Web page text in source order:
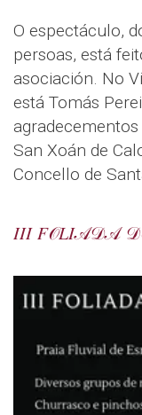
O espectáculo,
persoas, está
asociación. No
está Tomás
agradecementos
San Xoán de
Concello de
𝐼𝐼𝐼 𝐹𝒪𝐿𝐼𝒜𝒟𝒜